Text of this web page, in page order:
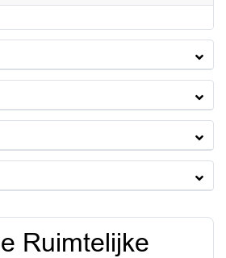
Ruimtelijke